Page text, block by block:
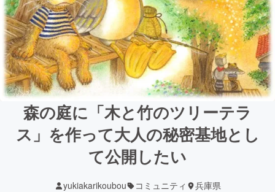
森の庭に「木と竹のツリーテラ
ス」を作って大人の秘密基地とし
て公開したい
yukiakarikoubou コミュニティ 兵庫県